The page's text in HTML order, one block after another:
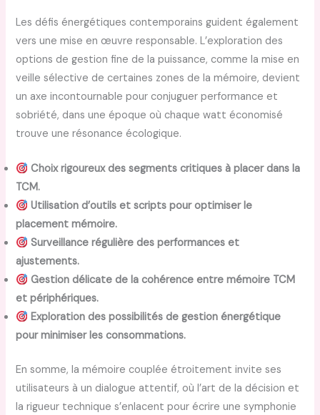
Les défis énergétiques contemporains guident également
vers une mise en œuvre responsable. L’exploration des
options de gestion fine de la puissance, comme la mise en
veille sélective de certaines zones de la mémoire, devient
un axe incontournable pour conjuguer performance et
sobriété, dans une époque où chaque watt économisé
trouve une résonance écologique.
Choix rigoureux des segments critiques à placer dans la
TCM.
Utilisation d’outils et scripts pour optimiser le
placement mémoire.
Surveillance régulière des performances et
ajustements.
Gestion délicate de la cohérence entre mémoire TCM
et périphériques.
Exploration des possibilités de gestion énergétique
pour minimiser les consommations.
En somme, la mémoire couplée étroitement invite ses
utilisateurs à un dialogue attentif, où l’art de la décision et
la rigueur technique s’enlacent pour écrire une symphonie